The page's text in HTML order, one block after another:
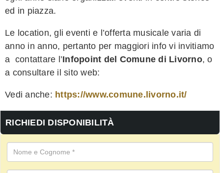
ed in piazza.
Le location, gli eventi e l’offerta musicale varia di
anno in anno, pertanto per maggiori info vi invitiamo
a contattare l’Infopoint del Comune di Livorno, o
a consultare il sito web:
Vedi anche: https://www.comune.livorno.it/
RICHIEDI DISPONIBILITÀ